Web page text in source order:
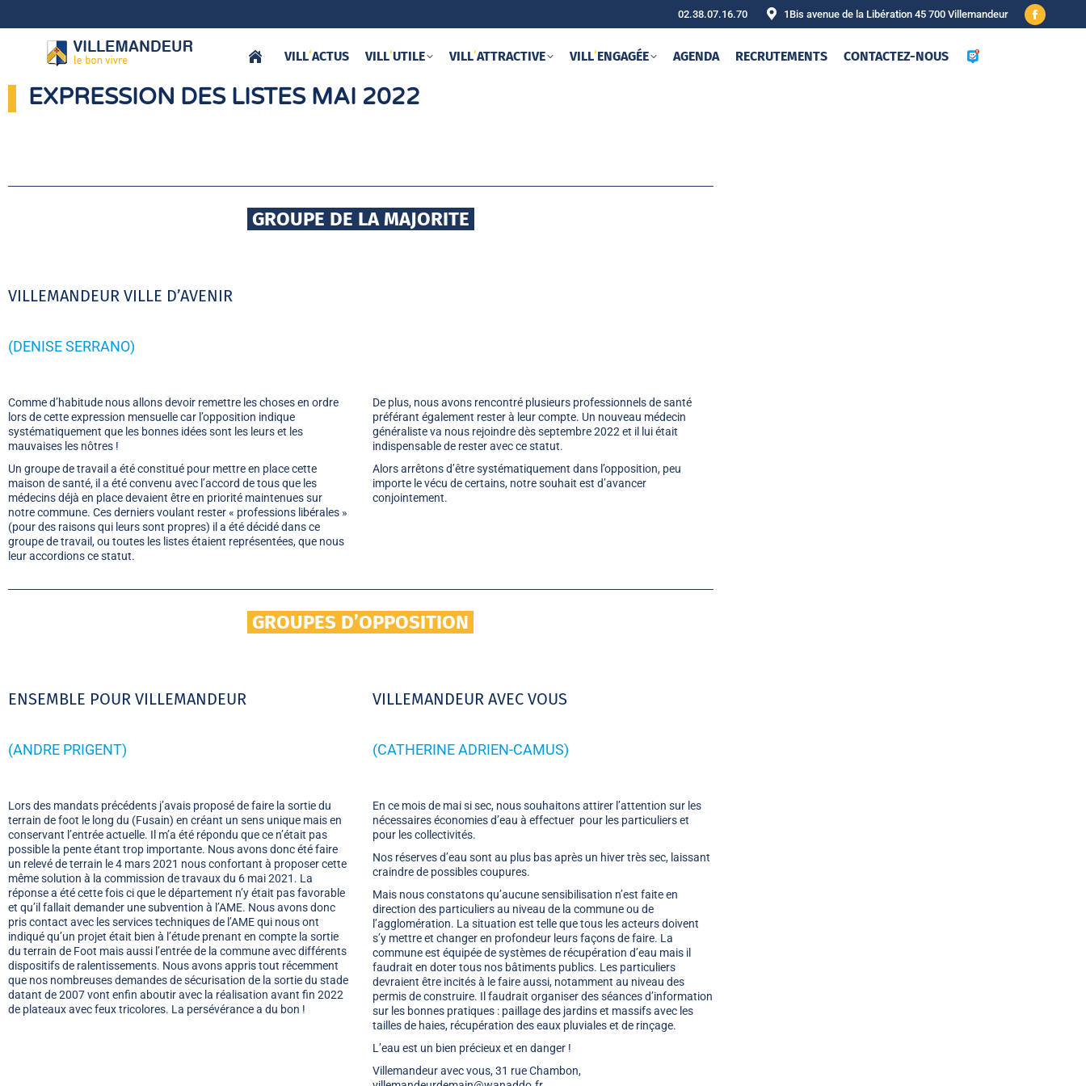
02.38.07.16.70 1Bis avenue de la Libération 45 700 Villemandeur
Facebook
VILL‘ACTUS VILL‘UTILE VILL‘ATTRACTIVE VILL‘ENGAGÉE AGENDA RECRUTEMENTS CONTACTEZ-NOUS
EXPRESSION DES LISTES MAI 2022
GROUPE DE LA MAJORITE
VILLEMANDEUR VILLE D’AVENIR
(DENISE SERRANO)
Comme d’habitude nous allons devoir remettre les choses en ordre
lors de cette expression mensuelle car l’opposition indique
systématiquement que les bonnes idées sont les leurs et les
mauvaises les nôtres !
Un groupe de travail a été constitué pour mettre en place cette
maison de santé, il a été convenu avec l’accord de tous que les
médecins déjà en place devaient être en priorité maintenues sur
notre commune. Ces derniers voulant rester « professions libérales »
(pour des raisons qui leurs sont propres) il a été décidé dans ce
groupe de travail, ou toutes les listes étaient représentées, que nous
leur accordions ce statut.
De plus, nous avons rencontré plusieurs professionnels de santé
préférant également rester à leur compte. Un nouveau médecin
généraliste va nous rejoindre dès septembre 2022 et il lui était
indispensable de rester avec ce statut.
Alors arrêtons d’être systématiquement dans l’opposition, peu
importe le vécu de certains, notre souhait est d’avancer
conjointement.
GROUPES D’OPPOSITION
ENSEMBLE POUR VILLEMANDEUR
(ANDRE PRIGENT)
Lors des mandats précédents j’avais proposé de faire la sortie du
terrain de foot le long du (Fusain) en créant un sens unique mais en
conservant l’entrée actuelle. Il m’a été répondu que ce n’était pas
possible la pente étant trop importante. Nous avons donc été faire
un relevé de terrain le 4 mars 2021 nous confortant à proposer cette
même solution à la commission de travaux du 6 mai 2021. La
réponse a été cette fois ci que le département n’y était pas favorable
et qu’il fallait demander une subvention à l’AME. Nous avons donc
pris contact avec les services techniques de l’AME qui nous ont
indiqué qu’un projet était bien à l’étude prenant en compte la sortie
du terrain de Foot mais aussi l’entrée de la commune avec différents
dispositifs de ralentissements. Nous avons appris tout récemment
que nos nombreuses demandes de sécurisation de la sortie du stade
datant de 2007 vont enfin aboutir avec la réalisation avant fin 2022
de plateaux avec feux tricolores. La persévérance a du bon !
VILLEMANDEUR AVEC VOUS
(CATHERINE ADRIEN-CAMUS)
En ce mois de mai si sec, nous souhaitons attirer l’attention sur les
nécessaires économies d’eau à effectuer pour les particuliers et
pour les collectivités.
Nos réserves d’eau sont au plus bas après un hiver très sec, laissant
craindre de possibles coupures.
Mais nous constatons qu’aucune sensibilisation n’est faite en
direction des particuliers au niveau de la commune ou de
l’agglomération. La situation est telle que tous les acteurs doivent
s’y mettre et changer en profondeur leurs façons de faire. La
commune est équipée de systèmes de récupération d’eau mais il
faudrait en doter tous nos bâtiments publics. Les particuliers
devraient être incités à le faire aussi, notamment au niveau des
permis de construire. Il faudrait organiser des séances d’information
sur les bonnes pratiques : paillage des jardins et massifs avec les
tailles de haies, récupération des eaux pluviales et de rinçage.
L’eau est un bien précieux et en danger !
Villemandeur avec vous, 31 rue Chambon,